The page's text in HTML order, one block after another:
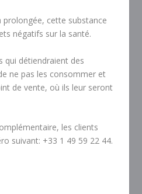
cette substance
négatifs sur la santé.
qui détiendraient des
ne pas les consommer et
de vente, où ils leur seront
les clients
suivant: +33 1 49 59 22 44.